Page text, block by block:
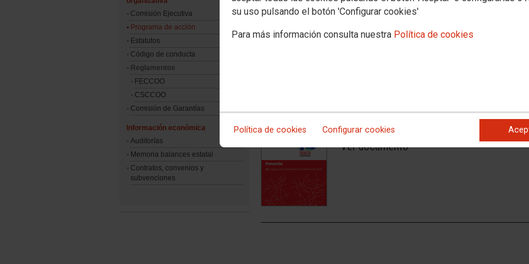
su uso pulsando el botón 'Configurar cookies'
Para más información consulta nuestra Política de cookies
Política de cookies Configurar cookies
Comisión Ejecutiva
Programa de acción
Estatutos
Código de conducta
Reglamentos
FECCOO
CSCCOO
Comisión de Garantías
Información económica
Auditorías
Memoria balances estatal
Contratos, convenios y
subvenciones
PROGRAMA DE ACCIÓN 13º CONGRESO DE LA FEDERACIÓN DE
Aprobado en el 13º Congreso celebrado en Madrid los
Ver documento